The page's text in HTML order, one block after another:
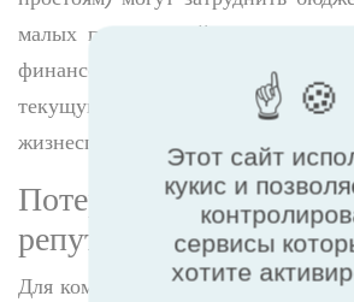
малых предприятий, работающих
финансовыми ресурсами, что
текущую прибыль, но и на
жизнеспособность бизнеса.
Потеря доверия
репутации бренда
Для компаний, продающих товары,
Этот сайт
кукис и
сервисы
хотите